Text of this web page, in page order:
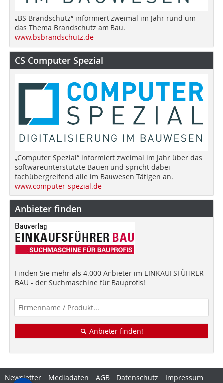
„BS Brandschutz“ informiert zweimal im Jahr rund um
das Thema Brandschutz am Bau.
www.bsbrandschutz.de
CS Computer Spezial
„Computer Spezial“ informiert zweimal im Jahr über das
softwareunterstützte Bauen und spricht dabei
fachübergreifend alle im Bauwesen Tätigen an.
www.computer-spezial.de
Anbieter finden
Finden Sie mehr als 4.000 Anbieter im EINKAUFSFÜHRER
BAU - der Suchmaschine für Bauprofis!
Anbieter finden!
Newsletter Mediadaten AGB Datenschutz
Impressum